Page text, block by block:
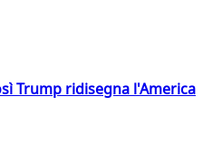
Trump ridisegna l'America